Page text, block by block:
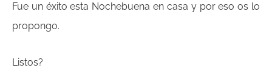
Fue un éxito esta Nochebuena en casa y por eso os lo
propongo.
Listos?